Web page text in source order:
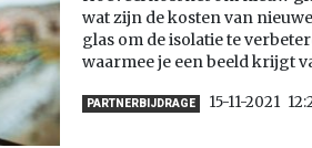
wat zijn de kosten van
glas om de isolatie te
waarmee je een beeld krijgt
PARTNERBIJDRAGE 15-11-2021